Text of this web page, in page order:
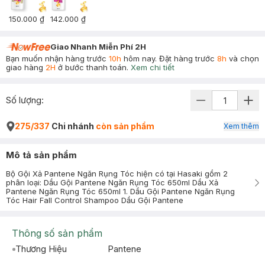
150.000 ₫ 142.000 ₫
Giao Nhanh Miễn Phí 2H
Bạn muốn nhận hàng trước 10h hôm nay. Đặt hàng trước 8h và chọn
giao hàng 2H ở bước thanh toán. Xem chi tiết
Số lượng:
275/337 Chi nhánh còn sản phẩm Xem thêm
Mô tả sản phẩm
Bộ Gội Xả Pantene Ngăn Rụng Tóc hiện có tại Hasaki gồm 2
phân loại: Dầu Gội Pantene Ngăn Rụng Tóc 650ml Dầu Xả
Pantene Ngăn Rụng Tóc 650ml 1. Dầu Gội Pantene Ngăn Rụng
Tóc Hair Fall Control Shampoo Dầu Gội Pantene
Thông số sản phẩm
Thương Hiệu
Pantene